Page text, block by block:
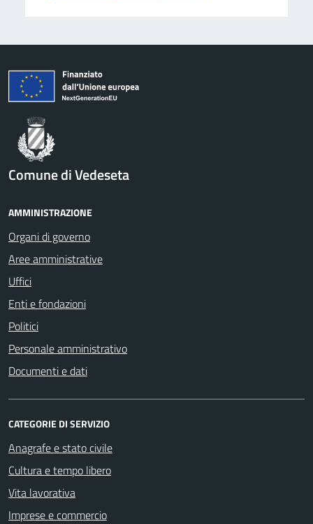
Comune di Vedeseta
AMMINISTRAZIONE
Organi di governo
Aree amministrative
Uffici
Enti e fondazioni
Politici
Personale amministrativo
Documenti e dati
CATEGORIE DI SERVIZIO
Anagrafe e stato civile
Cultura e tempo libero
Vita lavorativa
Imprese e commercio